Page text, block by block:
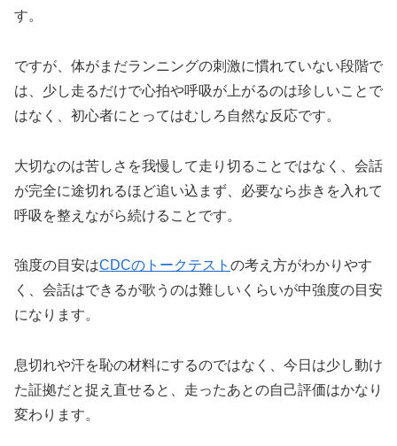
す。
ですが、体がまだランニングの刺激に慣れていない段階で
は、少し走るだけで心拍や呼吸が上がるのは珍しいことで
はなく、初心者にとってはむしろ自然な反応です。
大切なのは苦しさを我慢して走り切ることではなく、会話
が完全に途切れるほど追い込まず、必要なら歩きを入れて
呼吸を整えながら続けることです。
強度の目安はCDCのトークテスト の考え方がわかりやす
く、会話はできるが歌うのは難しいくらいが中強度の目安
になります。
息切れや汗を恥の材料にするのではなく、今日は少し動け
た証拠だと捉え直せると、走ったあとの自己評価はかなり
変わります。